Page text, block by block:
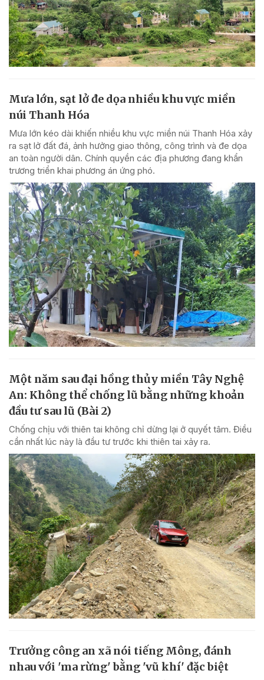
Mưa lớn, sạt lở đe dọa nhiều khu vực miền
núi Thanh Hóa
Mưa lớn kéo dài khiến nhiều khu vực miền núi Thanh Hóa xảy
ra sạt lở đất đá, ảnh hưởng giao thông, công trình và đe dọa
an toàn người dân. Chính quyền các địa phương đang khẩn
trương triển khai phương án ứng phó.
Một năm sau đại hồng thủy miền Tây Nghệ
An: Không thể chống lũ bằng những khoản
đầu tư sau lũ (Bài 2)
Chống chịu với thiên tai không chỉ dừng lại ở quyết tâm. Điều
cần nhất lúc này là đầu tư trước khi thiên tai xảy ra.
Trưởng công an xã nói tiếng Mông, đánh
nhau với 'ma rừng' bằng 'vũ khí' đặc biệt